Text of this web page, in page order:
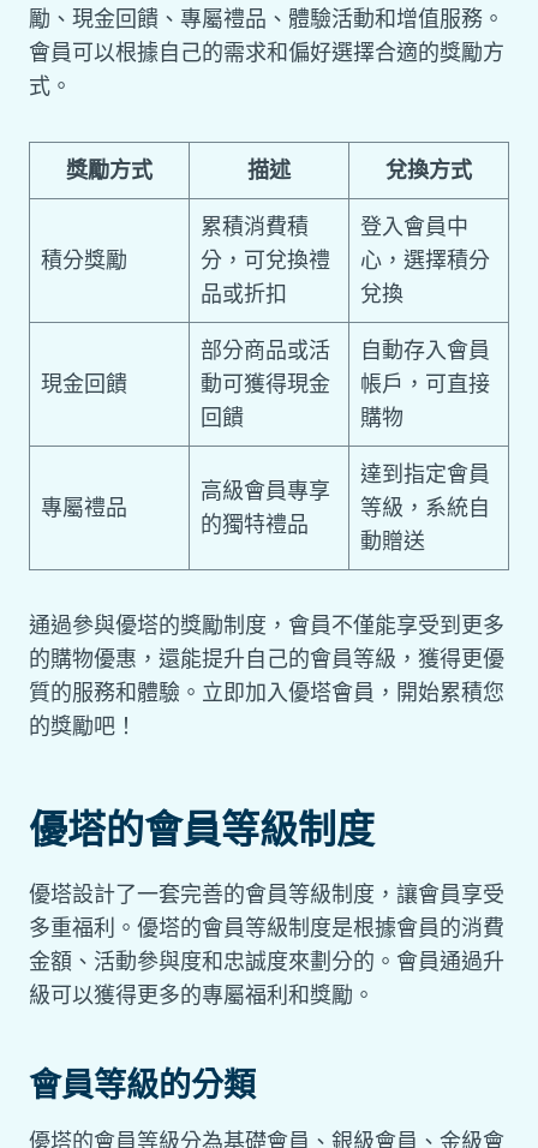
勵、現金回饋、專屬禮品、體驗活動和增值服務。
會員可以根據自己的需求和偏好選擇合適的獎勵方
式。
獎勵方式 描述 兌換方式
積分獎勵
累積消費積
分，可兌換禮
品或折扣
登入會員中
心，選擇積分
兌換
現金回饋
部分商品或活
動可獲得現金
回饋
自動存入會員
帳戶，可直接
購物
專屬禮品
高級會員專享
的獨特禮品
達到指定會員
等級，系統自
動贈送
通過參與優塔的獎勵制度，會員不僅能享受到更多
的購物優惠，還能提升自己的會員等級，獲得更優
質的服務和體驗。立即加入優塔會員，開始累積您
的獎勵吧！
優塔的會員等級制度
優塔設計了一套完善的會員等級制度，讓會員享受
多重福利。優塔的會員等級制度是根據會員的消費
金額、活動參與度和忠誠度來劃分的。會員通過升
級可以獲得更多的專屬福利和獎勵。
會員等級的分類
優塔的會員等級分為基礎會員、銀級會員、金級會